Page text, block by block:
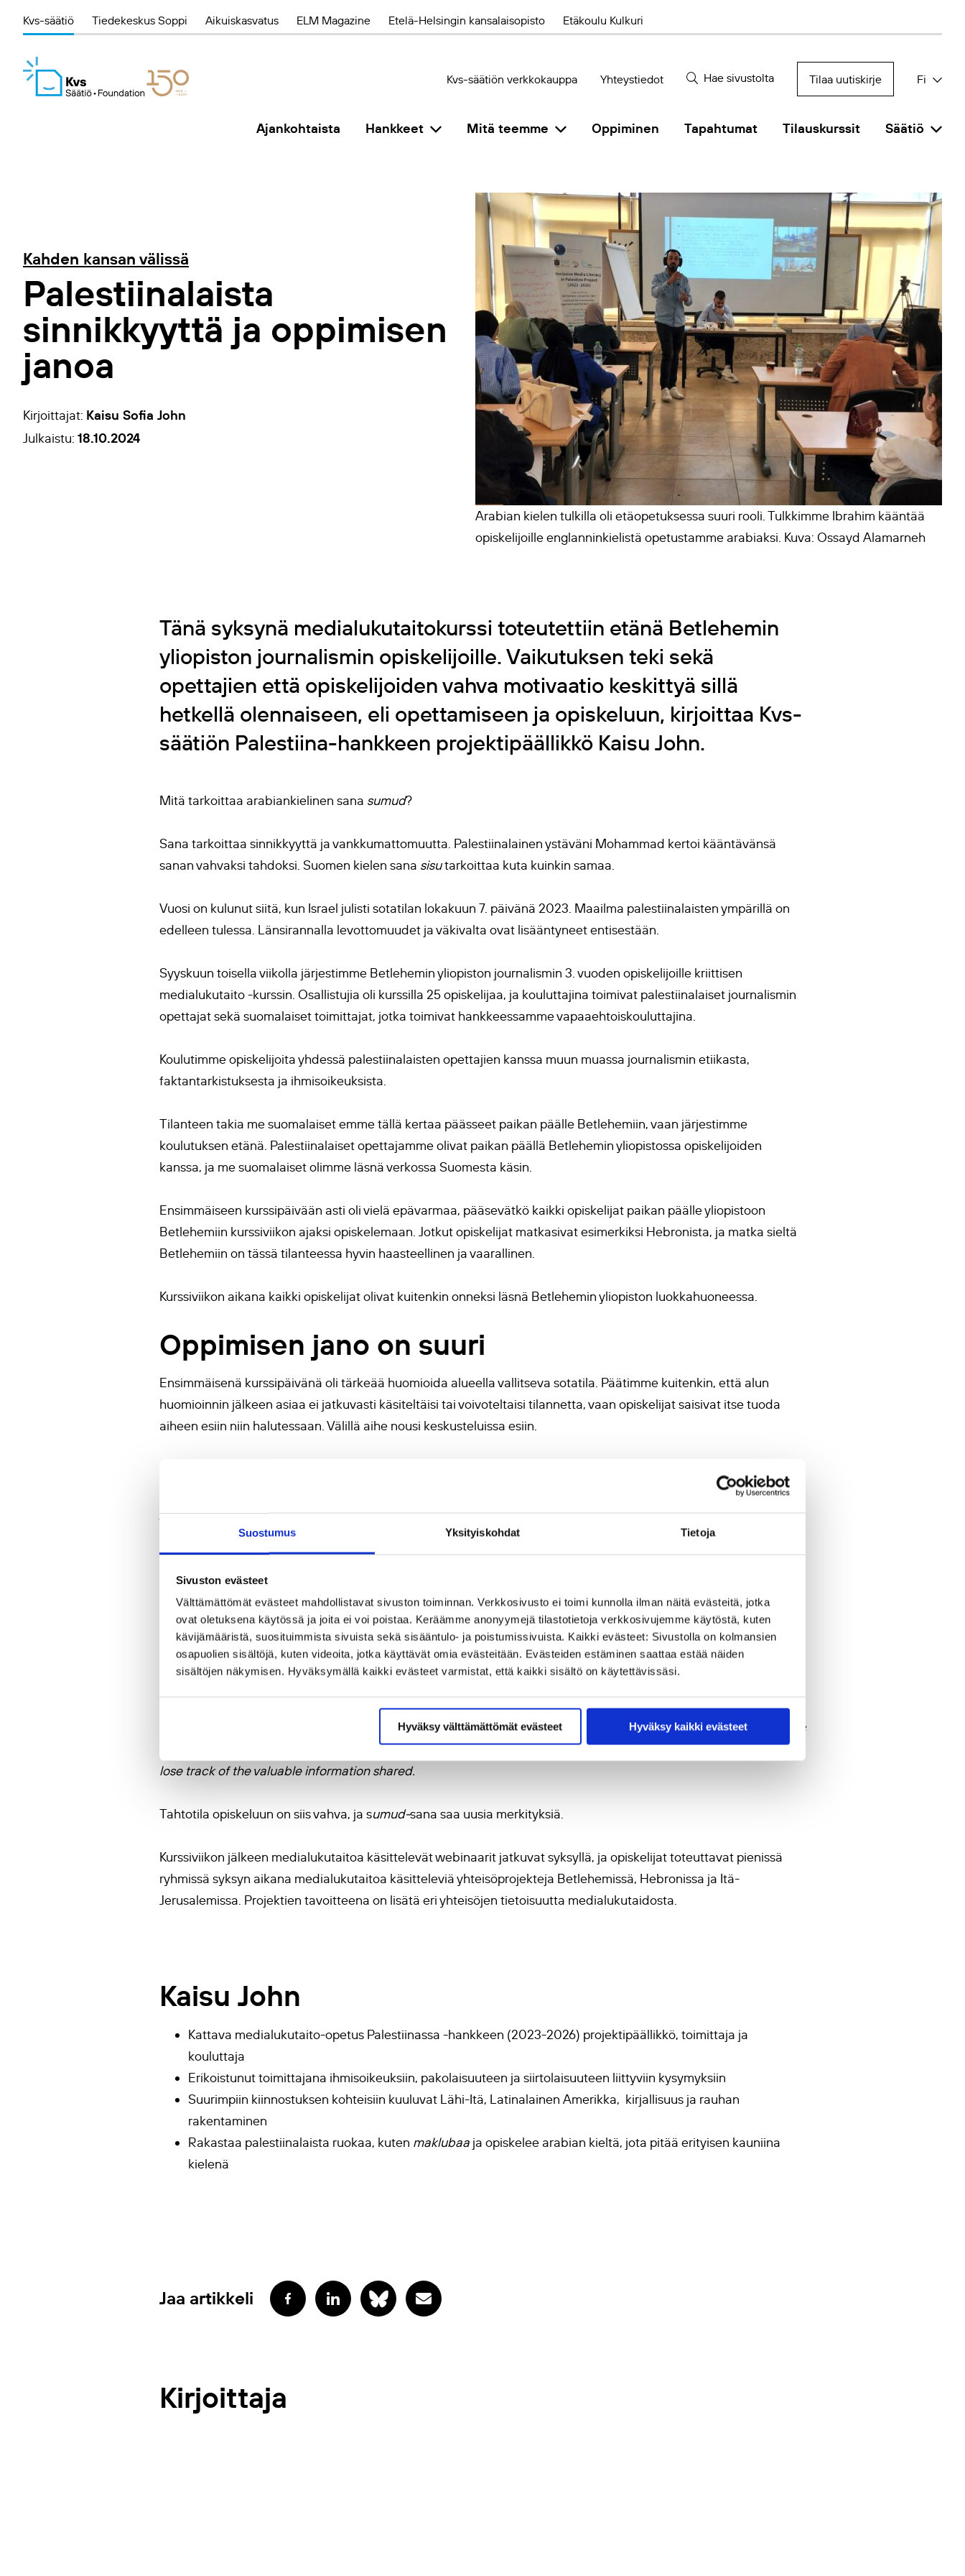
Suostumus Yksityiskohdat Tietoja
Sivuston evästeet
Välttämättömät evästeet mahdollistavat sivuston toiminnan. Verkkosivusto ei toimi kunnolla ilman näitä evästeitä, jotka
ovat oletuksena käytössä ja joita ei voi poistaa. Keräämme anonyymejä tilastotietoja verkkosivujemme käytöstä, kuten
kävijämääristä, suosituimmista sivuista sekä sisääntulo- ja poistumissivuista. Kaikki evästeet: Sivustolla on kolmansien
osapuolien sisältöjä, kuten videoita, jotka käyttävät omia evästeitään. Evästeiden estäminen saattaa estää näiden
sisältöjen näkymisen. Hyväksymällä kaikki evästeet varmistat, että kaikki sisältö on käytettävissäsi.
Hyväksy välttämättömät evästeet Hyväksy kaikki evästeet
Kvs-säätiö Tiedekeskus Soppi Aikuiskasvatus ELM Magazine Etelä-Helsingin kansalaisopisto Etäkoulu Kulkuri
Kvs-säätiön verkkokauppa Yhteystiedot Hae sivustolta Tilaa uutiskirje Fi
Ajankohtaista Hankkeet Mitä teemme Oppiminen Tapahtumat Tilauskurssit Säätiö
Kahden kansan välissä
Palestiinalaista
sinnikkyyttä ja oppimisen
janoa
Kirjoittajat: Kaisu Sofia John
Julkaistu: 18.10.2024
Arabian kielen tulkilla oli etäopetuksessa suuri rooli. Tulkkimme Ibrahim kääntää
opiskelijoille englanninkielistä opetustamme arabiaksi. Kuva: Ossayd Alamarneh
Tänä syksynä medialukutaitokurssi toteutettiin etänä Betlehemin
yliopiston journalismin opiskelijoille. Vaikutuksen teki sekä
opettajien että opiskelijoiden vahva motivaatio keskittyä sillä
hetkellä olennaiseen, eli opettamiseen ja opiskeluun, kirjoittaa Kvs-
säätiön Palestiina-hankkeen projektipäällikkö Kaisu John.
Mitä tarkoittaa arabiankielinen sana sumud?
Sana tarkoittaa sinnikkyyttä ja vankkumattomuutta. Palestiinalainen ystäväni Mohammad kertoi kääntävänsä
sanan vahvaksi tahdoksi. Suomen kielen sana sisutarkoittaa kuta kuinkin samaa.
Vuosi on kulunut siitä, kun Israel julisti sotatilan lokakuun 7. päivänä 2023. Maailma palestiinalaisten ympärillä on
edelleen tulessa. Länsirannalla levottomuudet ja väkivalta ovat lisääntyneet entisestään.
Syyskuun toisella viikolla järjestimme Betlehemin yliopiston journalismin 3. vuoden opiskelijoille kriittisen
medialukutaito -kurssin. Osallistujia oli kurssilla 25 opiskelijaa, ja kouluttajina toimivat palestiinalaiset journalismin
opettajat sekä suomalaiset toimittajat, jotka toimivat hankkeessamme vapaaehtoiskouluttajina.
Koulutimme opiskelijoita yhdessä palestiinalaisten opettajien kanssa muun muassa journalismin etiikasta,
faktantarkistuksesta ja ihmisoikeuksista.
Tilanteen takia me suomalaiset emme tällä kertaa päässeet paikan päälle Betlehemiin, vaan järjestimme
koulutuksen etänä. Palestiinalaiset opettajamme olivat paikan päällä Betlehemin yliopistossa opiskelijoiden
kanssa, ja me suomalaiset olimme läsnä verkossa Suomesta käsin.
Ensimmäiseen kurssipäivään asti oli vielä epävarmaa, pääsevätkö kaikki opiskelijat paikan päälle yliopistoon
Betlehemiin kurssiviikon ajaksi opiskelemaan. Jotkut opiskelijat matkasivat esimerkiksi Hebronista, ja matka sieltä
Betlehemiin on tässä tilanteessa hyvin haasteellinen ja vaarallinen.
Kurssiviikon aikana kaikki opiskelijat olivat kuitenkin onneksi läsnä Betlehemin yliopiston luokkahuoneessa.
Oppimisen jano on suuri
Ensimmäisenä kurssipäivänä oli tärkeää huomioida alueella vallitseva sotatila. Päätimme kuitenkin, että alun
huomioinnin jälkeen asiaa ei jatkuvasti käsiteltäisi tai voivoteltaisi tilannetta, vaan opiskelijat saisivat itse tuoda
aiheen esiin niin halutessaan. Välillä aihe nousi keskusteluissa esiin.
Traumatietoisessa pedagogiikassa korostetaan, että tavoitteena on opiskelun kautta luoda toivoa, jonkinlaista iloa
ja positiivisia onnistumisen kokemuksia, mikä vahvistaa myös itsetuntoa ja minäpystyvyyttä. Tähän me pyrimme.
Opiskelijat olivat erittäin aktiivisia ja motivoituneita käymään keskusteluita journalismin tilasta ja medialukutaidon
roolista sen parantamisessa. He toivat innokkaasti esille omia mielipiteitään ja parannusehdotuksia. Heidän
oppimisen janonsa oli tyrehtymätön.
Myös palestiinalaisten opettajienresilienssieli psyykkinen selviytymiskyky ja joustavuus oli todella arvostettavaa.
Motivaatio kehittyä opettajina oli vahvasti läsnä kurssiviikon aikana. Vaikutuksen teki sekä opettajien että
Motivaatiosta opiskeluun kertoi myös erään opiskelijan lähettämä sähköposti kurssiviikon jälkeen:The content was
incredibly insightful and useful, and I believe having access to it would greatly benefit me and ensure that I do not
lose track of the valuable information shared.
Tahtotila opiskeluun on siis vahva, ja sumud-sana saa uusia merkityksiä.
Kurssiviikon jälkeen medialukutaitoa käsittelevät webinaarit jatkuvat syksyllä, ja opiskelijat toteuttavat pienissä
ryhmissä syksyn aikana medialukutaitoa käsitteleviä yhteisöprojekteja Betlehemissä, Hebronissa ja Itä-
Jerusalemissa. Projektien tavoitteena on lisätä eri yhteisöjen tietoisuutta medialukutaidosta.
Kaisu John
Kattava medialukutaito-opetus Palestiinassa -hankkeen (2023-2026) projektipäällikkö, toimittaja ja
kouluttaja
Erikoistunut toimittajana ihmisoikeuksiin, pakolaisuuteen ja siirtolaisuuteen liittyviin kysymyksiin
Suurimpiin kiinnostuksen kohteisiin kuuluvat Lähi-Itä, Latinalainen Amerikka, kirjallisuus ja rauhan
rakentaminen
Rakastaa palestiinalaista ruokaa, kuten maklubaa ja opiskelee arabian kieltä, jota pitää erityisen kauniina
kielenä
Jaa artikkeli
Kirjoittaja